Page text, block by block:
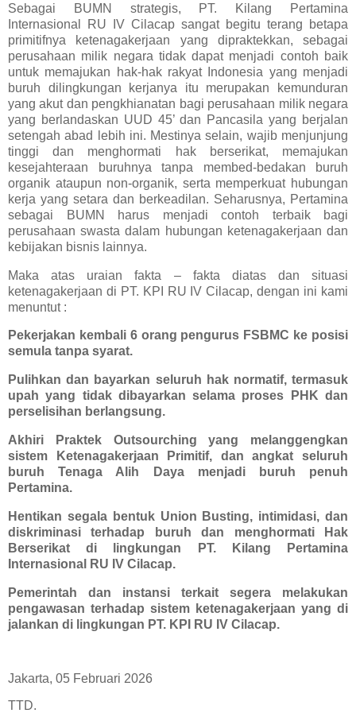
Sebagai BUMN strategis, PT. Kilang Pertamina
Internasional RU IV Cilacap sangat begitu terang betapa
primitifnya ketenagakerjaan yang dipraktekkan, sebagai
perusahaan milik negara tidak dapat menjadi contoh baik
untuk memajukan hak-hak rakyat Indonesia yang menjadi
buruh dilingkungan kerjanya itu merupakan kemunduran
yang akut dan pengkhianatan bagi perusahaan milik negara
yang berlandaskan UUD 45’ dan Pancasila yang berjalan
setengah abad lebih ini. Mestinya selain, wajib menjunjung
tinggi dan menghormati hak berserikat, memajukan
kesejahteraan buruhnya tanpa membed-bedakan buruh
organik ataupun non-organik, serta memperkuat hubungan
kerja yang setara dan berkeadilan. Seharusnya, Pertamina
sebagai BUMN harus menjadi contoh terbaik bagi
perusahaan swasta dalam hubungan ketenagakerjaan dan
kebijakan bisnis lainnya.
Maka atas uraian fakta – fakta diatas dan situasi
ketenagakerjaan di PT. KPI RU IV Cilacap, dengan ini kami
menuntut :
Pekerjakan kembali 6 orang pengurus FSBMC ke posisi
semula tanpa syarat.
Pulihkan dan bayarkan seluruh hak normatif, termasuk
upah yang tidak dibayarkan selama proses PHK dan
perselisihan berlangsung.
Akhiri Praktek Outsourching yang melanggengkan
sistem Ketenagakerjaan Primitif, dan angkat seluruh
buruh Tenaga Alih Daya menjadi buruh penuh
Pertamina.
Hentikan segala bentuk Union Busting, intimidasi, dan
diskriminasi terhadap buruh dan menghormati Hak
Berserikat di lingkungan PT. Kilang Pertamina
Internasional RU IV Cilacap.
Pemerintah dan instansi terkait segera melakukan
pengawasan terhadap sistem ketenagakerjaan yang di
jalankan di lingkungan PT. KPI RU IV Cilacap.
Jakarta, 05 Februari 2026
TTD.